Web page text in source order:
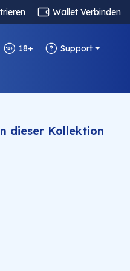
Wallet Verbinden
18+ Support
dieser Kollektion